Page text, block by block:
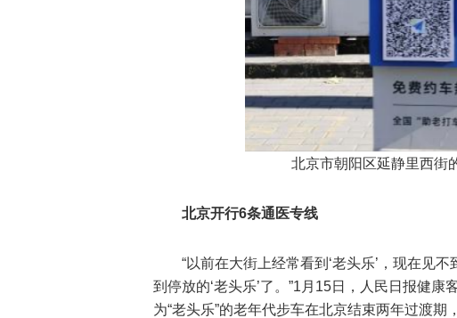
北京市朝阳区延静里西街
北京开行6条通医专线
“以前在大街上经常看到‘老头乐’，现在见
到停放的‘老头乐’了。”1月15日，人民日报健
为“老头乐”的老年代步车在北京结束两年过渡